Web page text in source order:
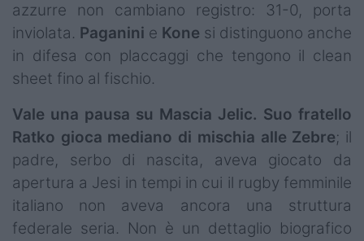
azzurre non cambiano registro: 31-0, porta
inviolata. Paganini e Kone si distinguono anche
in difesa con placcaggi che tengono il clean
sheet fino al fischio.
Vale una pausa su Mascia Jelic. Suo fratello
Ratko gioca mediano di mischia alle Zebre; il
padre, serbo di nascita, aveva giocato da
apertura a Jesi in tempi in cui il rugby femminile
italiano non aveva ancora una struttura
federale seria. Non è un dettaglio biografico